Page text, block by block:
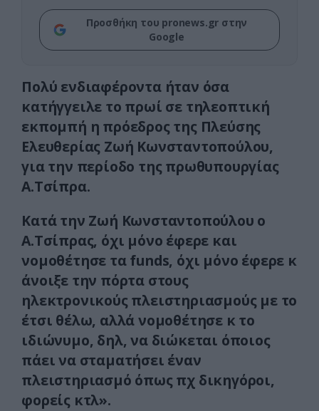
Προσθήκη του pronews.gr στην
Google
Πολύ ενδιαφέροντα ήταν όσα
κατήγγειλε το πρωί σε τηλεοπτική
εκπομπή η πρόεδρος της Πλεύσης
Ελευθερίας Ζωή Κωνσταντοπούλου,
για την περίοδο της πρωθυπουργίας
Α.Τσίπρα.
Κατά την Ζωή Κωνσταντοπούλου ο
Α.Τσίπρας, όχι μόνο έφερε και
νομοθέτησε τα funds, όχι μόνο έφερε κ
άνοιξε την πόρτα στους
ηλεκτρονικούς πλειστηριασμούς με το
έτσι θέλω, αλλά νομοθέτησε κ το
ιδιώνυμο, δηλ, να διώκεται όποιος
πάει να σταματήσει έναν
πλειστηριασμό όπως πχ δικηγόροι,
φορείς κτλ».